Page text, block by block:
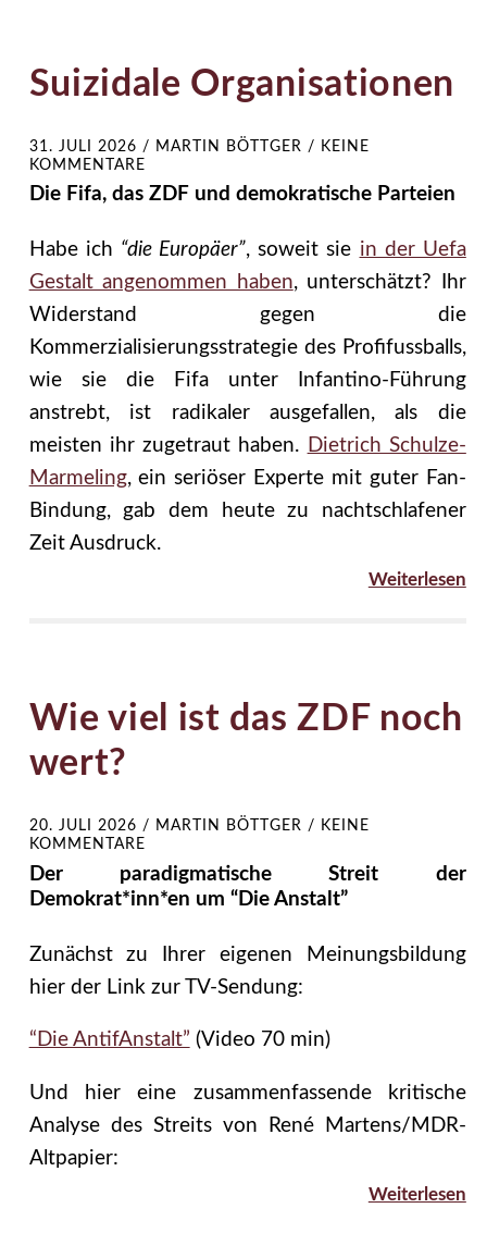
Suizidale Organisationen
31. JULI 2026 / MARTIN BÖTTGER /
KEINE
KOMMENTARE
Die Fifa, das ZDF und demokratische Parteien
Habe ich “die Europäer”, soweit sie in der Uefa
Gestalt angenommen haben, unterschätzt? Ihr
Widerstand gegen die
Kommerzialisierungsstrategie des Profifussballs,
wie sie die Fifa unter Infantino-Führung
anstrebt, ist radikaler ausgefallen, als die
meisten ihr zugetraut haben. Dietrich Schulze-
Marmeling, ein seriöser Experte mit guter Fan-
Bindung, gab dem heute zu nachtschlafener
Zeit Ausdruck.
Weiterlesen
Wie viel ist das ZDF noch
wert?
20. JULI 2026 / MARTIN BÖTTGER /
KEINE
KOMMENTARE
Der paradigmatische Streit der
Demokrat*inn*en um “Die Anstalt”
Zunächst zu Ihrer eigenen Meinungsbildung
hier der Link zur TV-Sendung:
“Die AntifAnstalt” (Video 70 min)
Und hier eine zusammenfassende kritische
Analyse des Streits von René Martens/MDR-
Altpapier:
Weiterlesen